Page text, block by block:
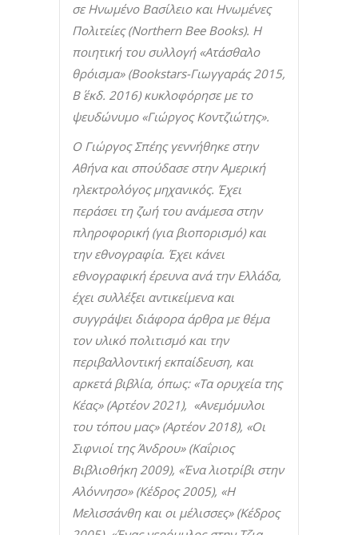
σε Ηνωμένο Βασίλειο και Ηνωμένες
Πολιτείες (Northern Bee Books). Η
ποιητική του συλλογή «Ατάσθαλο
θρόισμα» (Bookstars-Γιωγγαράς 2015,
Β΄ έκδ. 2016) κυκλοφόρησε με το
ψευδώνυμο «Γιώργος Κοντζιώτης».
Ο Γιώργος Σπέης γεννήθηκε στην
Αθήνα και σπούδασε στην Αμερική
ηλεκτρολόγος μηχανικός. Έχει
περάσει τη ζωή του ανάμεσα στην
πληροφορική (για βιοπορισμό) και
την εθνογραφία. Έχει κάνει
εθνογραφική έρευνα ανά την Ελλάδα,
έχει συλλέξει αντικείμενα και
συγγράψει διάφορα άρθρα με θέμα
τον υλικό πολιτισμό και την
περιβαλλοντική εκπαίδευση, και
αρκετά βιβλία, όπως: «Τα ορυχεία της
Κέας» (Αρτέον 2021), «Ανεμόμυλοι
του τόπου μας» (Αρτέον 2018), «Οι
Σιφνιοί της Άνδρου» (Καΐριος
Βιβλιοθήκη 2009), «Ένα λιοτρίβι στην
Αλόννησο» (Κέδρος 2005), «Η
Μελισσάνθη και οι μέλισσες» (Κέδρος